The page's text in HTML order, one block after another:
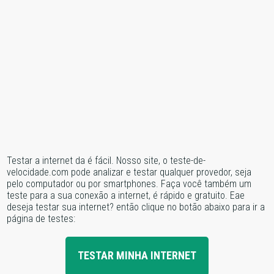
Testar a internet da é fácil. Nosso site, o teste-de-
velocidade.com pode analizar e testar qualquer provedor, seja
pelo computador ou por smartphones. Faça você também um
teste para a sua conexão a internet, é rápido e gratuito. Eae
deseja testar sua internet? então clique no botão abaixo para ir a
página de testes:
TESTAR MINHA INTERNET